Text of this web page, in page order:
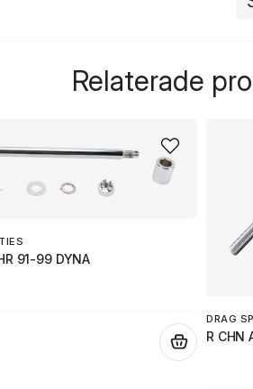
Relaterade
91-99 DYNA
DRAG
R CHN